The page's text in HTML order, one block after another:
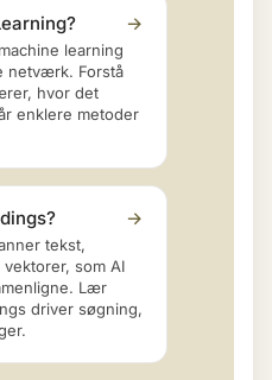
→
learning
netværk. Forstå
hvor det
enklere metoder
→
tekst,
som AI
Lær
driver søgning,